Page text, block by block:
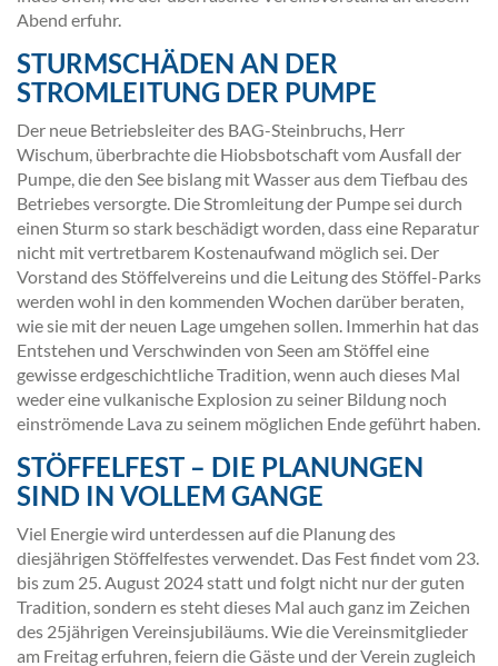
Abend erfuhr.
STURMSCHÄDEN AN DER
STROMLEITUNG DER PUMPE
Der neue Betriebsleiter des BAG-Steinbruchs, Herr
Wischum, überbrachte die Hiobsbotschaft vom Ausfall der
Pumpe, die den See bislang mit Wasser aus dem Tiefbau des
Betriebes versorgte. Die Stromleitung der Pumpe sei durch
einen Sturm so stark beschädigt worden, dass eine Reparatur
nicht mit vertretbarem Kostenaufwand möglich sei. Der
Vorstand des Stöffelvereins und die Leitung des Stöffel-Parks
werden wohl in den kommenden Wochen darüber beraten,
wie sie mit der neuen Lage umgehen sollen. Immerhin hat das
Entstehen und Verschwinden von Seen am Stöffel eine
gewisse erdgeschichtliche Tradition, wenn auch dieses Mal
weder eine vulkanische Explosion zu seiner Bildung noch
einströmende Lava zu seinem möglichen Ende geführt haben.
STÖFFELFEST – DIE PLANUNGEN
SIND IN VOLLEM GANGE
Viel Energie wird unterdessen auf die Planung des
diesjährigen Stöffelfestes verwendet. Das Fest findet vom 23.
bis zum 25. August 2024 statt und folgt nicht nur der guten
Tradition, sondern es steht dieses Mal auch ganz im Zeichen
des 25jährigen Vereinsjubiläums. Wie die Vereinsmitglieder
am Freitag erfuhren, feiern die Gäste und der Verein zugleich